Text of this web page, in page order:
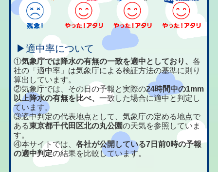
▶適中率について
①気象庁では降水の有無の一致を適中としており、各
社の「適中率」は気象庁による検証方法の基準に則り
算出しています。
②気象庁では、その日の予報と実際の24時間中の1mm
以上降水の有無を比べ、一致した場合に適中と判定し
ています。
③適中判定の代表地点として、気象庁の定める地点で
ある東京都千代田区北の丸公園の天気を参照していま
す。
④本サイトでは、各社が公開している7日前0時の予報
の適中判定の結果を比較しています。